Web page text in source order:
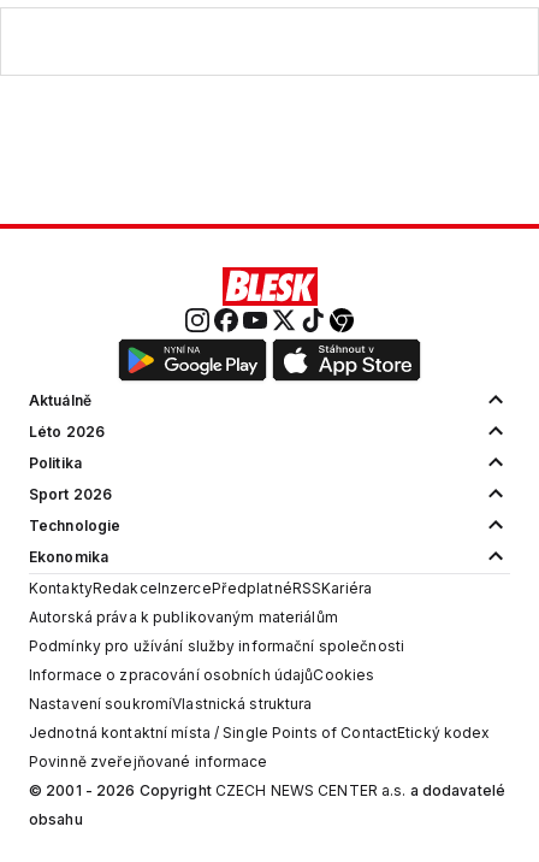
Aktuálně
Léto 2026
Politika
Sport 2026
Technologie
Ekonomika
KontaktyRedakceInzercePředplatnéRSSKariéra
Autorská práva k publikovaným materiálům
Podmínky pro užívání služby informační společnosti
Informace o zpracování osobních údajůCookies
Nastavení soukromíVlastnická struktura
Jednotná kontaktní místa / Single Points of ContactEtický kodex
Povinně zveřejňované informace
© 2001 - 2026 Copyright CZECH NEWS CENTER a.s. a dodavatelé
obsahu